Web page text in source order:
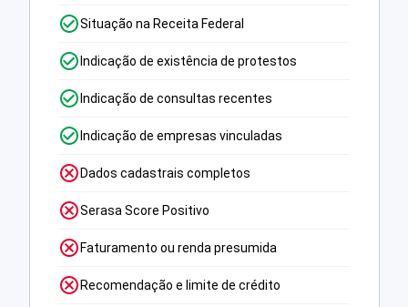
Situação na Receita Federal
Indicação de existência de protestos
Indicação de consultas recentes
Indicação de empresas vinculadas
Dados cadastrais completos
Serasa Score Positivo
Faturamento ou renda presumida
Recomendação e limite de crédito